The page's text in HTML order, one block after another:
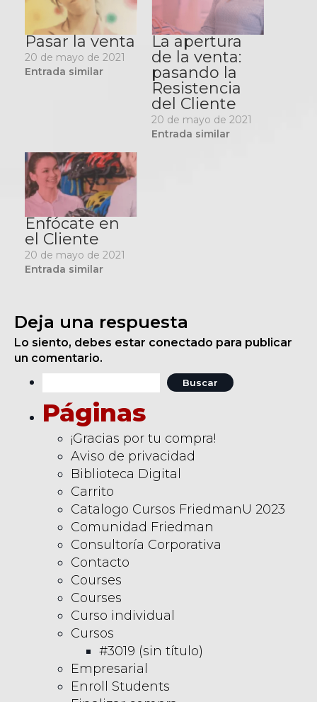
Pasar la venta
20 de mayo de 2021
Entrada similar
La apertura
de la venta:
pasando la
Resistencia
del Cliente
20 de mayo de 2021
Entrada similar
Enfócate en
el Cliente
20 de mayo de 2021
Entrada similar
Deja una respuesta
Lo siento, debes estar conectado para publicar
un comentario.
Páginas
¡Gracias por tu compra!
Aviso de privacidad
Biblioteca Digital
Carrito
Catalogo Cursos FriedmanU 2023
Comunidad Friedman
Consultoría Corporativa
Contacto
Courses
Courses
Curso individual
Cursos
#3019 (sin título)
Empresarial
Enroll Students